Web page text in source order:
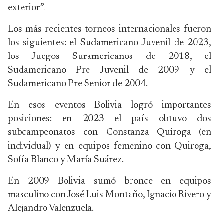
exterior”.
Los más recientes torneos internacionales fueron
los siguientes: el Sudamericano Juvenil de 2023,
los Juegos Suramericanos de 2018, el
Sudamericano Pre Juvenil de 2009 y el
Sudamericano Pre Senior de 2004.
En esos eventos Bolivia logró importantes
posiciones: en 2023 el país obtuvo dos
subcampeonatos con Constanza Quiroga (en
individual) y en equipos femenino con Quiroga,
Sofía Blanco y María Suárez.
En 2009 Bolivia sumó bronce en equipos
masculino con José Luis Montaño, Ignacio Rivero y
Alejandro Valenzuela.